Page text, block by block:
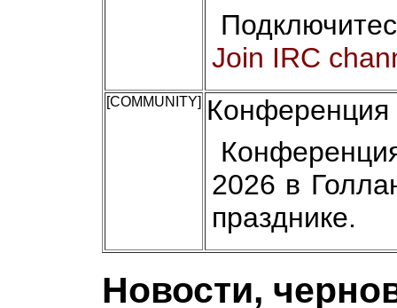
Join IRC
[COMMUNITY] Конференция
2026 в
празднике.
Новости,